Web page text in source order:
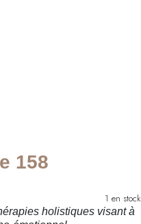
158
1 en stock
holistiques visant à